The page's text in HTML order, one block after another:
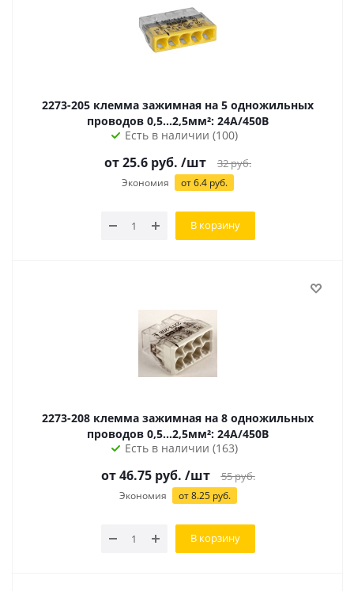
2273-205 клемма зажимная на 5 одножильных
проводов 0,5...2,5мм²: 24А/450В
Есть в наличии (100)
от 25.6 руб. /шт 32руб.
Экономия от 6.4 руб.
В корзину
2273-208 клемма зажимная на 8 одножильных
проводов 0,5...2,5мм²: 24А/450В
Есть в наличии (163)
от46.75руб. /шт 55руб.
Экономия от8.25руб.
В корзину